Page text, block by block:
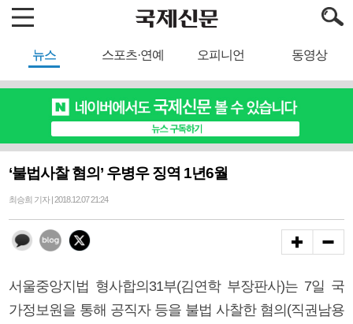
뉴스 스포츠·연예 오피니언 동영상
‘불법사찰 혐의’ 우병우 징역 1년6월
최승희 기자 | 2018.12.07 21:24
서울중앙지법 형사합의31부(김연학 부장판사)는 7일 국
가정보원을 통해 공직자 등을 불법 사찰한 혐의(직권남용